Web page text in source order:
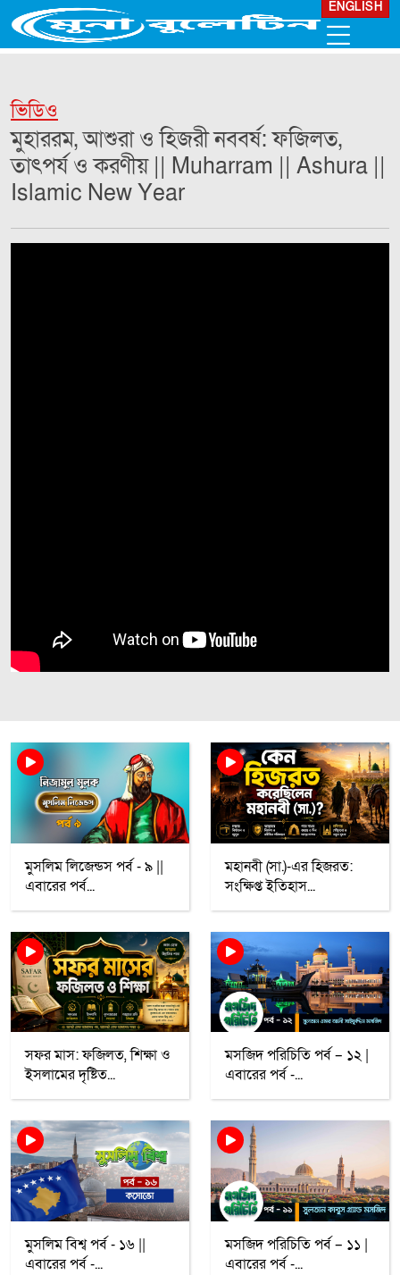
ENGLISH
ভিডিও
মুহাররম, আশুরা ও হিজরী নববর্ষ: ফজিলত,
তাৎপর্য ও করণীয় || Muharram || Ashura ||
Islamic New Year
মুসলিম লিজেন্ডস পর্ব - ৯ ||
এবারের পর্ব...
মহানবী (সা.)-এর হিজরত:
সংক্ষিপ্ত ইতিহাস...
সফর মাস: ফজিলত, শিক্ষা ও
ইসলামের দৃষ্টিত...
মসজিদ পরিচিতি পর্ব – ১২ |
এবারের পর্ব -...
মুসলিম বিশ্ব পর্ব - ১৬ ||
এবারের পর্ব -...
মসজিদ পরিচিতি পর্ব – ১১ |
এবারের পর্ব -...